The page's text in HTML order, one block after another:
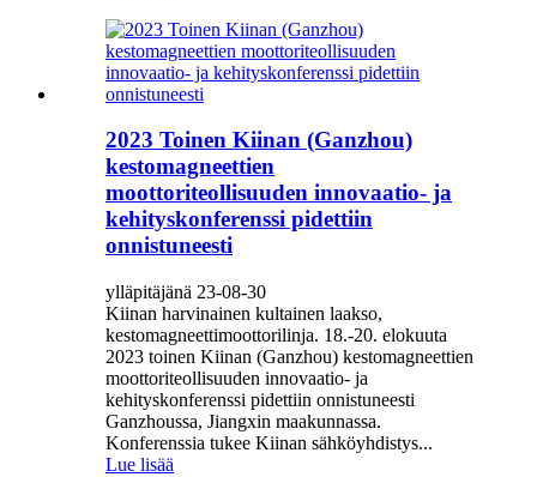
2023 Toinen Kiinan (Ganzhou)
kestomagneettien
moottoriteollisuuden innovaatio- ja
kehityskonferenssi pidettiin
onnistuneesti
ylläpitäjänä 23-08-30
Kiinan harvinainen kultainen laakso,
kestomagneettimoottorilinja. 18.-20. elokuuta
2023 toinen Kiinan (Ganzhou) kestomagneettien
moottoriteollisuuden innovaatio- ja
kehityskonferenssi pidettiin onnistuneesti
Ganzhoussa, Jiangxin maakunnassa.
Konferenssia tukee Kiinan sähköyhdistys...
Lue lisää